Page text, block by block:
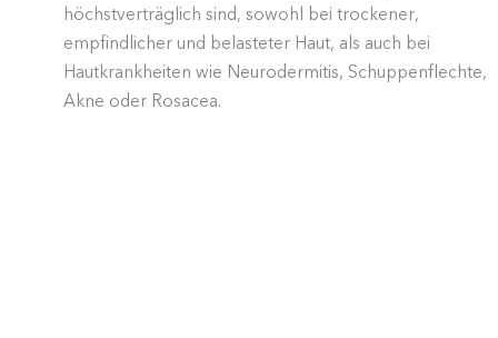
höchst­ver­träglich sind, sowohl bei trockener,
empfind­licher und belas­teter Haut, als auch bei
Hautkrank­heiten wie Neuro­der­mitis, Schup­pen­flechte,
Akne oder Rosacea.